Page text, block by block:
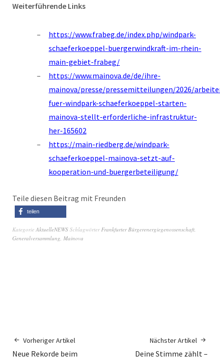
Weiterführende Links
https://www.frabeg.de/index.php/windpark-
schaeferkoeppel-buergerwindkraft-im-rhein-
main-gebiet-frabeg/
https://www.mainova.de/de/ihre-
mainova/presse/pressemitteilungen/2026/
fuer-windpark-schaeferkoeppel-starten-
mainova-stellt-erforderliche-infrastruktur-
her-165602
https://main-riedberg.de/windpark-
schaeferkoeppel-mainova-setzt-auf-
kooperation-und-buergerbeteiligung/
Teile diesen Beitrag mit Freunden
teilen
Kategorie AktuelleNEWS Schlagwörter Frankfurter Bürgerenergiegenossenschaft
Generalversammlung Mainova
Vorheriger Artikel
Neue Rekorde beim
Nächster Artikel
Deine Stimme zählt –